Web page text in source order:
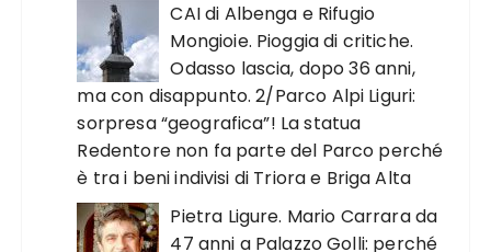
CAI di Albenga e Rifugio
Mongioie. Pioggia di critiche.
Odasso lascia, dopo 36 anni,
ma con disappunto. 2/Parco Alpi Liguri:
sorpresa “geografica”! La statua
Redentore non fa parte del Parco perché
è tra i beni indivisi di Triora e Briga Alta
Pietra Ligure. Mario Carrara da
47 anni a Palazzo Golli: perché